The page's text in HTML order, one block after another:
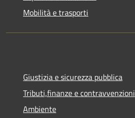
Mobilità e trasporti
Giustizia e sicurezza pubblica
Tributi,finanze e contravvenzioni
Ambiente